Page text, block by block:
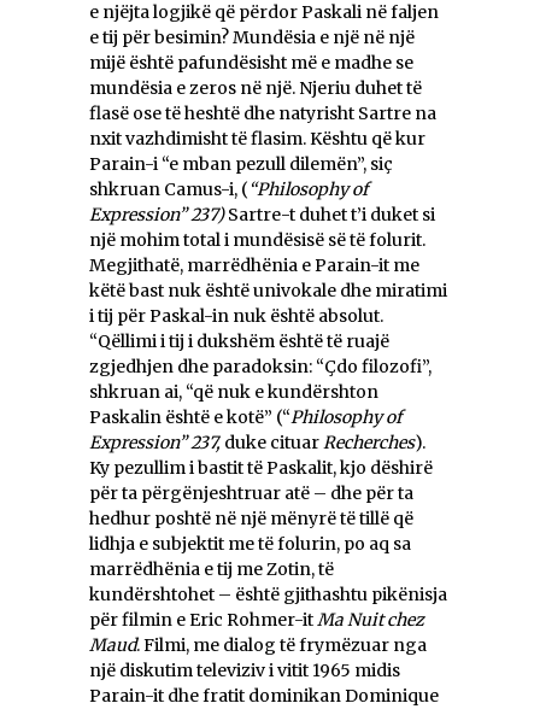
e njëjta logjikë që përdor Paskali në faljen
e tij për besimin? Mundësia e një në një
mijë është pafundësisht më e madhe se
mundësia e zeros në një. Njeriu duhet të
flasë ose të heshtë dhe natyrisht Sartre na
nxit vazhdimisht të flasim. Kështu që kur
Parain-i “e mban pezull dilemën”, siç
shkruan Camus-i, ( “Philosophy of
Expression” 237)Sartre-t duhet t’i duket si
një mohim total i mundësisë së të folurit.
Megjithatë, marrëdhënia e Parain-it me
këtë bast nuk është univokale dhe miratimi
i tij për Paskal-in nuk është absolut.
“Qëllimi i tij i dukshëm është të ruajë
zgjedhjen dhe paradoksin: “Çdo filozofi”,
shkruan ai, “që nuk e kundërshton
Paskalin është e kotë” (“Philosophy of
Expression” 237, duke cituarRecherches).
Ky pezullim i bastit të Paskalit, kjo dëshirë
për ta përgënjeshtruar atë – dhe për ta
hedhur poshtë në një mënyrë të tillë që
lidhja e subjektit me të folurin, po aq sa
marrëdhënia e tij me Zotin, të
kundërshtohet – është gjithashtu pikënisja
për filmin e Eric Rohmer-itMa Nuit chez
Maud. Filmi, me dialog të frymëzuar nga
një diskutim televiziv i vitit 1965 midis
Parain-it dhe fratit dominikan Dominique